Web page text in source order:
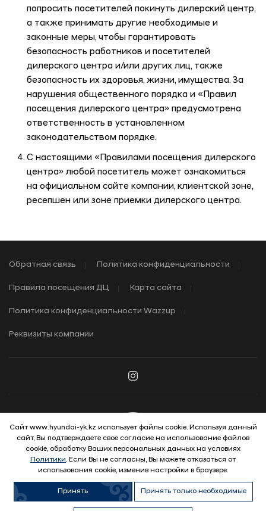
попросить посетителей покинуть дилерский центр,
а также принимать другие необходимые и
законные меры, чтобы гарантировать
безопасность работников и посетителей
дилерского центра и/или других лиц, также
безопасность их здоровья, жизни, имущества. За
нарушения общественного порядка и «Правил
посещения дилерского центра» предусмотрена
ответственность в установленном
законодательством порядке.
С настоящими «Правилами посещения дилерского
центра» любой посетитель может ознакомиться
на официальном сайте компании, клиентской зоне,
ресепшен или зоне приемки дилерского центра.
Обратная связь Политика конфиденциальности
Правила посещения ДЦ Карта сайта
Политика конфиденциальности Wazzup
Реквизиты компании
© 2026 Hyundai Motor Company
Сайт www.hyundai-yk.kz использует файлы cookie. Используя данный
сайт, Вы подтверждаете свое согласие на использование файлов
cookie, обработку Ваших персональных данных на условиях
Политики. Если Вы не согласны, Вы можете отказаться от
использования cookie, изменив настройки в браузере.
Принять Принять только необходимые